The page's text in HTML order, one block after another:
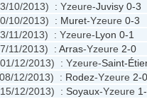
10/2013) : Yzeure-Juvisy 0-3
10/2013) : Muret-Yzeure 0-3
11/2013) : Yzeure-Lyon 0-1
11/2013) : Arras-Yzeure 2-0
12/2013) : Yzeure-Saint-
12/2013) : Rodez-Yzeure 2-0
12/2013) : Soyaux-Yzeure